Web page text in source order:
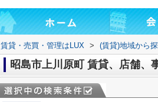
賃貸・売買・管理はLUX > (賃貸)地域から
昭島市上川原町 賃貸、店舗、